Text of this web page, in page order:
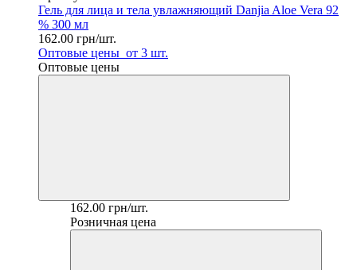
Гель для лица и тела увлажняющий Danjia Aloe Vera 92
% 300 мл
162.00 грн/шт.
Оптовые цены от 3 шт.
Оптовые цены
162.00 грн/шт.
Розничная цена